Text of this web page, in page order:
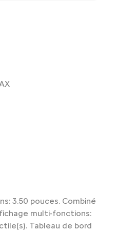
3.50 pouces. Combiné
multi-fonctions:
Tableau de bord